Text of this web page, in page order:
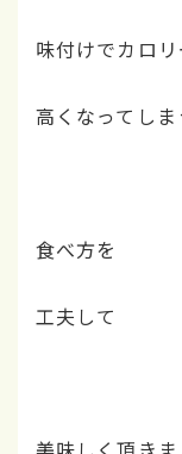
味付けでカロ
高くなってし
食べ方を
工夫して